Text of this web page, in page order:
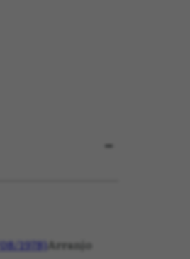
1978)Arranjo